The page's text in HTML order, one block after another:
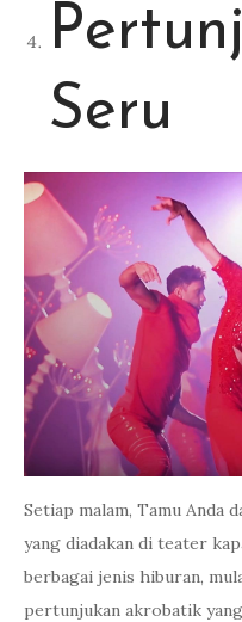
Seru
Setiap malam, Tamu Anda
yang diadakan di teater
berbagai jenis hiburan,
pertunjukan akrobatik